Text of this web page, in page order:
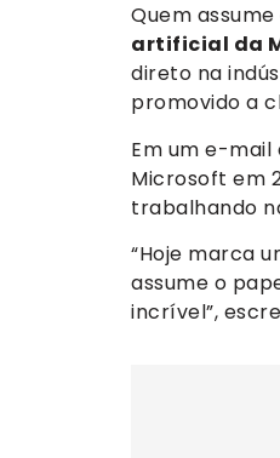
Quem
artificial da
direto na
promovido a
Em um e-mail
Microsoft em
trabalhando
“Hoje marca
assume o
incrível”,